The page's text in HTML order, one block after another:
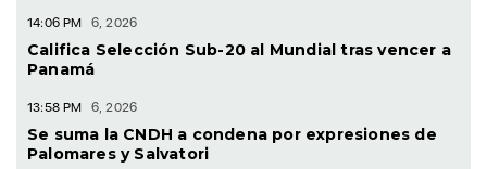
Califica Selección Sub-20 al Mundial tras vencer a
Panamá
13:58 PM 6, 2026
Se suma la CNDH a condena por expresiones de
13:52 PM 6, 2026